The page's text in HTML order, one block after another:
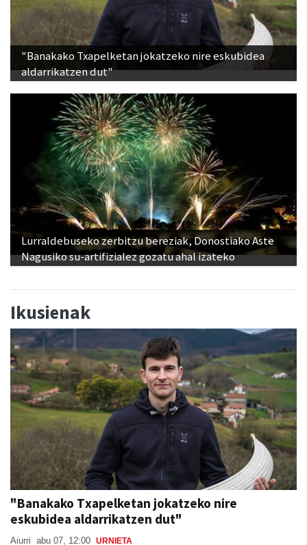
"Banakako Txapelketan jokatzeko nire eskubidea
aldarrikatzen dut"
Lurraldebuseko zerbitzu bereziak, Donostiako Aste
Nagusiko su-artifizialez gozatu ahal izateko
Ikusienak
"Banakako Txapelketan jokatzeko nire
eskubidea aldarrikatzen dut"
Aiurri abu 07, 12:00 URNIETA